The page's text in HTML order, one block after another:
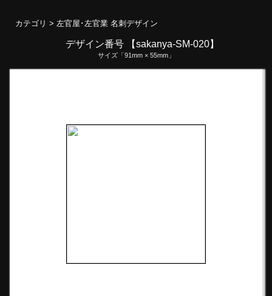
カテゴリ > 左官屋･左官業 名刺デザイン
デザイン番号 【sakanya-SM-020】
サイズ「91mm × 55mm」